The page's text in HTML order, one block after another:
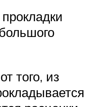
того, из